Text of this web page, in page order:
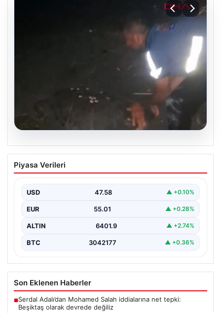
Sahilde Yönünü Kaybeden Caretta
Caretta, Vatandaşların Çabasıyla
Hatay’ın Samandağ ilçesinde gerçekleşen bu olay,
önemli bir…
Piyasa Verileri
USD 47.58 ▲ +0.10%
EUR 55.01 ▲ +0.28%
ALTIN 6401.9 ▲ +2.74%
BTC 3042177 ▲ +0.36%
Son Eklenen Haberler
■Serdal Adalı’dan Mohamed Salah iddialarına net tepki:
Beşiktaş olarak devrede değiliz